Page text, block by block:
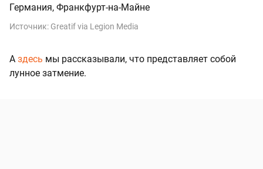
Германия, Франкфурт-на-Майне
Источник: Greatif via Legion Media
А здесь мы рассказывали, что представляет собой
лунное затмение.